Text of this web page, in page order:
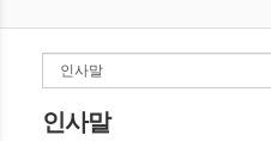
인사말